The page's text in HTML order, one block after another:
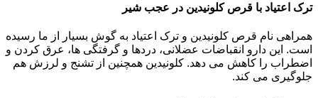
ترک اعتیاد با قرص کلونیدین در عجب شیر
همراهی نام قرص کلونیدین و ترک اعتیاد به گوش بسیار از ما رسیده
است. این دارو انقباضات عضلانی، دردها و گرفتگی ها، عرق کردن و
اضطراب را کاهش می دهد. کلونیدین همچنین از تشنج و لرزش هم
جلوگیری می کند.